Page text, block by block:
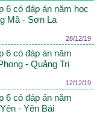
6 có đáp án năm học
Mã - Sơn La
28/12/19
6 có đáp án năm
- Quảng Trị
12/12/19
6 có đáp án năm
- Yên Bái